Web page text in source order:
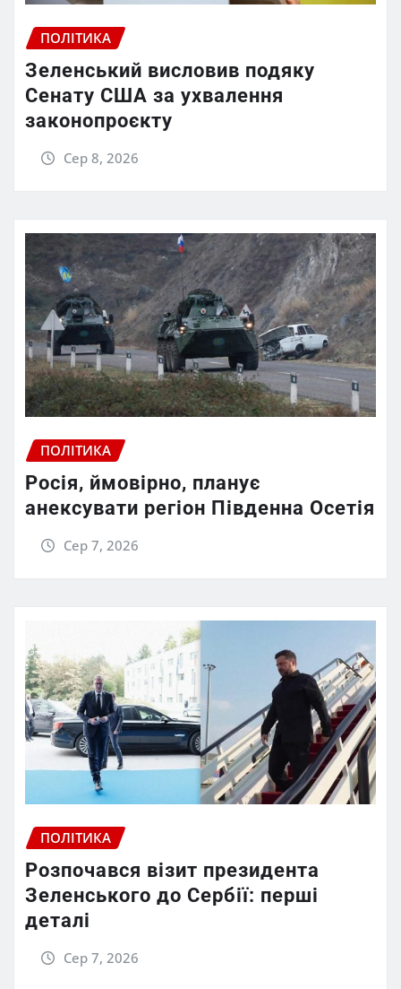
ПОЛІТИКА
Зеленський висловив подяку
Сенату США за ухвалення
законопроєкту
Сер 8, 2026
ПОЛІТИКА
Росія, ймовірно, планує
анексувати регіон Південна Осетія
Сер 7, 2026
ПОЛІТИКА
Розпочався візит президента
Зеленського до Сербії: перші
деталі
Сер 7, 2026